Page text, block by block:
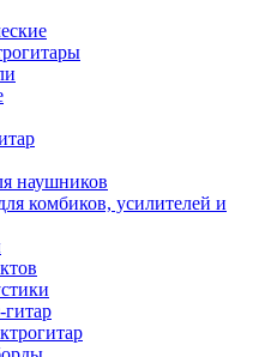
наушников
комбиков, усилителей и
гитар